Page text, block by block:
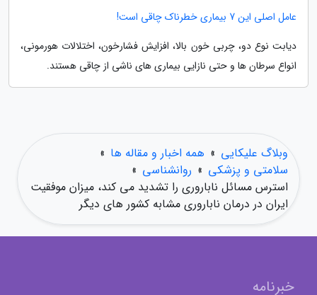
عامل اصلی این 7 بیماری خطرناک چاقی است!
دیابت نوع دو، چربی خون بالا، افزایش فشارخون، اختلالات هورمونی،
انواع سرطان ها و حتی نازایی بیماری های ناشی از چاقی هستند.
وبلاگ علیکایی » همه اخبار و مقاله ها »
سلامتی و پزشکی » روانشناسی »
استرس مسائل ناباروری را تشدید می کند، میزان موفقیت
ایران در درمان ناباروری مشابه کشور های دیگر
خبرنامه